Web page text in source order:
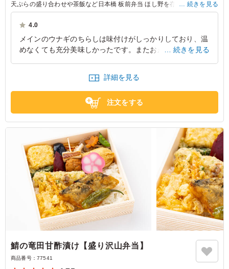
天ぷらの盛り合わせや茶飯など日本橋 板前弁当 ほし野を存分に楽しんで
いただけるお弁当です。大事なお集まりや接待にぴったりで、ゲストを喜
ばせること間違いなしです。
続きを見る
4.0
メインのウナギのちらしは味付けがしっかりしており、温
めなくても充分美味しかったです。またおかずの種類も豊
東京都中央区日本橋小伝馬町2026/03/11
続きを見る
詳細を見る
注文をする
鯖の竜田甘酢漬け【盛り沢山弁当】
商品番号： 77541